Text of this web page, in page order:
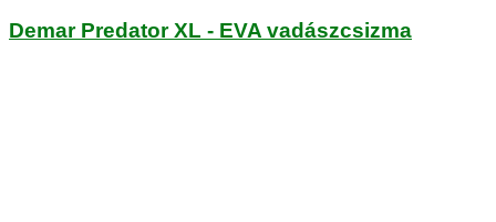
Demar Predator XL - EVA vadászcsizma